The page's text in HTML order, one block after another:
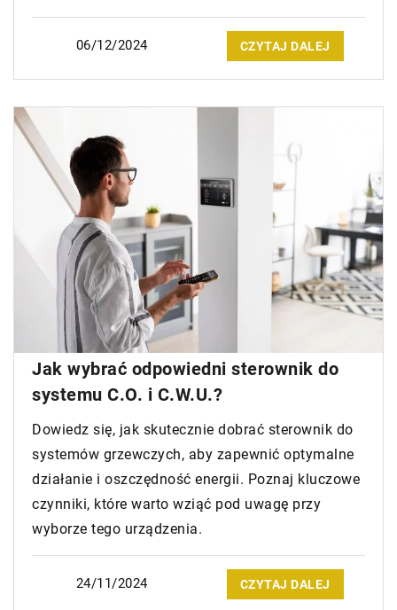
06/12/2024 CZYTAJ DALEJ
Jak wybrać odpowiedni sterownik do
systemu C.O. i C.W.U.?
Dowiedz się, jak skutecznie dobrać sterownik do
systemów grzewczych, aby zapewnić optymalne
działanie i oszczędność energii. Poznaj kluczowe
czynniki, które warto wziąć pod uwagę przy
wyborze tego urządzenia.
24/11/2024 CZYTAJ DALEJ